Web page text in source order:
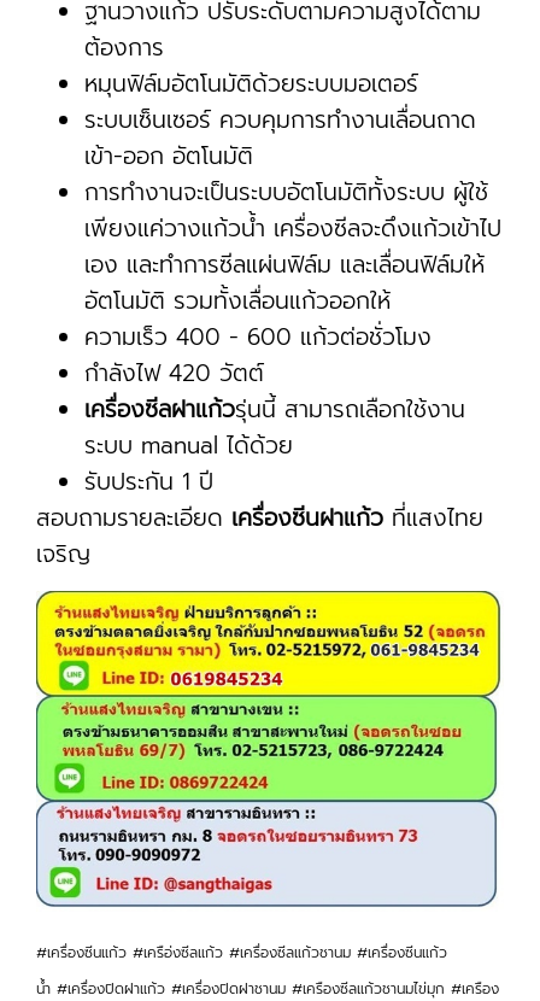
ฐานวางแก้ว ปรับระดับตามความสูงได้ตาม
ต้องการ
หมุนฟิล์มอัตโนมัติด้วยระบบมอเตอร์
ระบบเซ็นเซอร์ ควบคุมการทำงานเลื่อนถาด
เข้า-ออก อัตโนมัติ
การทำงานจะเป็นระบบอัตโนมัติทั้งระบบ ผู้ใช้
เพียงแค่วางแก้วน้ำ เครื่องซีลจะดึงแก้วเข้าไป
เอง และทำการซีลแผ่นฟิล์ม และเลื่อนฟิล์มให้
อัตโนมัติ รวมทั้งเลื่อนแก้วออกให้
ความเร็ว 400 - 600 แก้วต่อชั่วโมง
กำลังไฟ 420 วัตต์
เครื่องซีลฝาแก้วรุ่นนี้ สามารถเลือกใช้งาน
ระบบ manual ได้ด้วย
รับประกัน 1 ปี
สอบถามรายละเอียด เครื่องซีนฝาแก้ว ที่แสงไทย
เจริญ
#เครื่องซีนแก้ว #เครือ่งซีลแก้ว #เครื่องซีลแก้วชานม #เครื่องซีนแก้ว
น้ำ #เครื่องปิดฝาแก้ว #เครื่องปิดฝาชานม #เครืองซีลแก้วชานมไข่มุก #เครือง